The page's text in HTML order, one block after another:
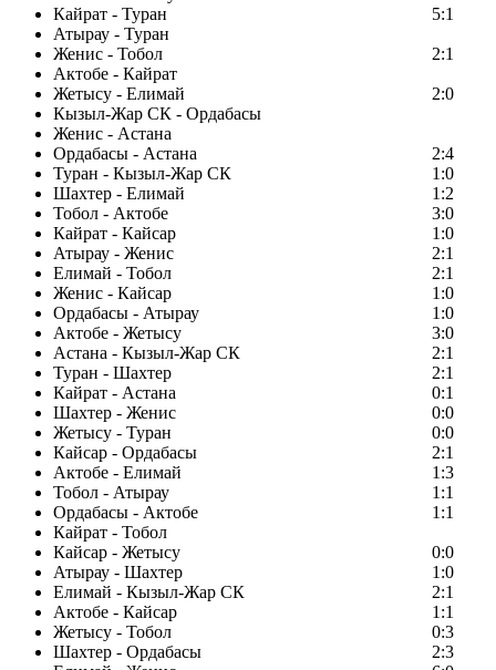
Кайрат - Туран
5:1
Атырау - Туран
Женис - Тобол
2:1
Актобе - Кайрат
Жетысу - Елимай
2:0
Кызыл-Жар СК - Ордабасы
Женис - Астана
Ордабасы - Астана
2:4
Туран - Кызыл-Жар СК
1:0
Шахтер - Елимай
1:2
Тобол - Актобе
3:0
Кайрат - Кайсар
1:0
Атырау - Женис
2:1
Елимай - Тобол
2:1
Женис - Кайсар
1:0
Ордабасы - Атырау
1:0
Актобе - Жетысу
3:0
Астана - Кызыл-Жар СК
2:1
Туран - Шахтер
2:1
Кайрат - Астана
0:1
Шахтер - Женис
0:0
Жетысу - Туран
0:0
Кайсар - Ордабасы
2:1
Актобе - Елимай
1:3
Тобол - Атырау
1:1
Ордабасы - Актобе
1:1
Кайрат - Тобол
Кайсар - Жетысу
0:0
Атырау - Шахтер
1:0
Елимай - Кызыл-Жар СК
2:1
Актобе - Кайсар
1:1
Жетысу - Тобол
0:3
Шахтер - Ордабасы
2:3